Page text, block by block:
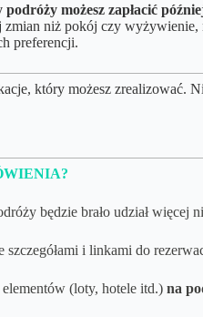
podróży możesz zapłacić
zmian niż pokój czy
preferencji.
który możesz zrealizować.
będzie brało udział
szczegółami i linkami do
(loty, hotele itd.) na